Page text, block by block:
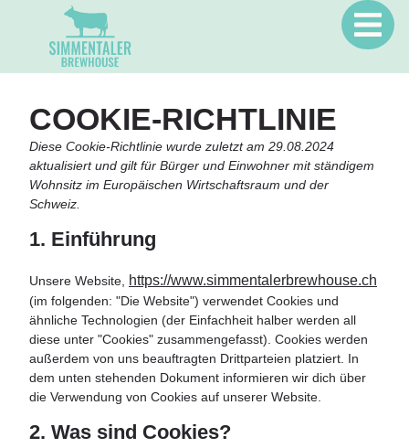
COOKIE-RICHTLINIE
Diese Cookie-Richtlinie wurde zuletzt am 29.08.2024
aktualisiert und gilt für Bürger und Einwohner mit ständigem
Wohnsitz im Europäischen Wirtschaftsraum und der
Schweiz.
1. Einführung
Unsere Website, https://www.simmentalerbrewhouse.ch
(im folgenden: "Die Website") verwendet Cookies und
ähnliche Technologien (der Einfachheit halber werden all
diese unter "Cookies" zusammengefasst). Cookies werden
außerdem von uns beauftragten Drittparteien platziert. In
dem unten stehenden Dokument informieren wir dich über
die Verwendung von Cookies auf unserer Website.
2. Was sind Cookies?